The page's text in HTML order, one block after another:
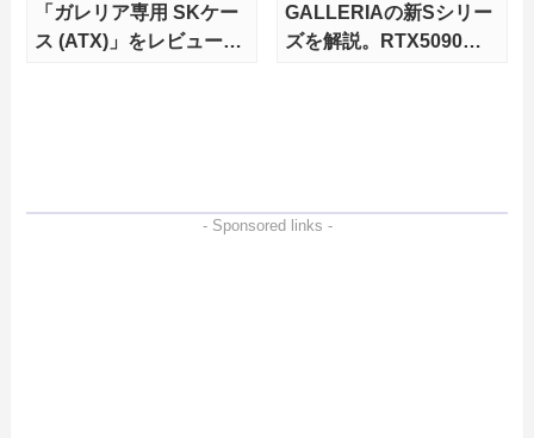
「ガレリア専用 SKケー
ス (ATX)」をレビュー。
GALLERIAの新Sシリー
ズを解説。RTX5090や
- Sponsored links -